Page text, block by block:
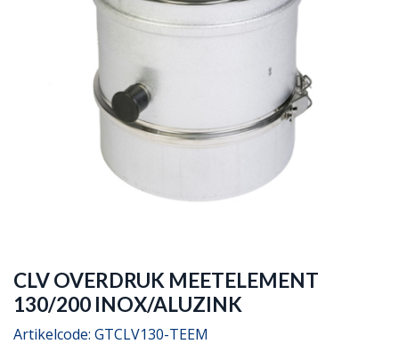
CLV OVERDRUK MEETELEMENT
130/200 INOX/ALUZINK
Artikelcode: GTCLV130-TEEM